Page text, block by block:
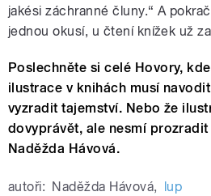
jakési záchranné čluny.“ A
jednou okusí, u čtení knížek už
Poslechněte si celé Hovory,
ilustrace v knihách musí
vyzradit tajemství. Nebo že
dovyprávět, ale nesmí
Naděžda Hávová.
autoři: Naděžda Hávová, lup